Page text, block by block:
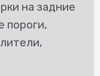
на задние
пороги,